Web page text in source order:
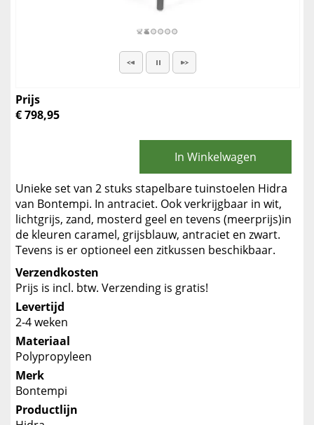
Prijs
€ 798,95
In Winkelwagen
Unieke set van 2 stuks stapelbare tuinstoelen Hidra
van Bontempi. In antraciet. Ook verkrijgbaar in wit,
lichtgrijs, zand, mosterd geel en tevens (meerprijs)in
de kleuren caramel, grijsblauw, antraciet en zwart.
Tevens is er optioneel een zitkussen beschikbaar.
Verzendkosten
Prijs is incl. btw. Verzending is gratis!
Levertijd
2-4 weken
Materiaal
Polypropyleen
Merk
Bontempi
Productlijn